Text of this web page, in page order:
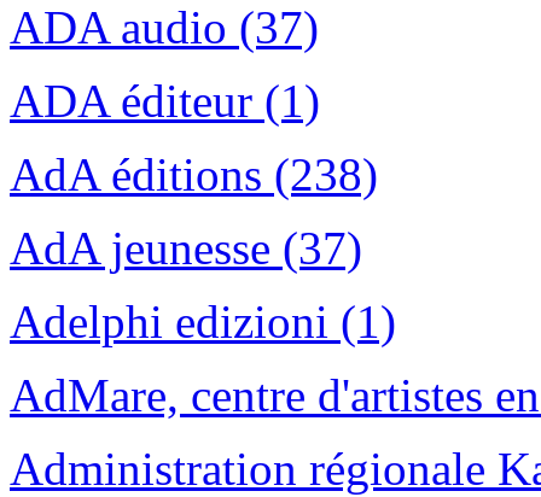
ADA audio (37)
ADA éditeur (1)
AdA éditions (238)
AdA jeunesse (37)
Adelphi edizioni (1)
AdMare, centre d'artistes
Administration régionale